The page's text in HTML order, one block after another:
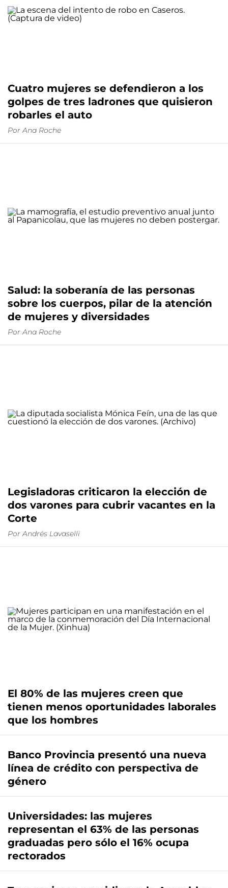
Cuatro mujeres se defendieron a los
golpes de tres ladrones que quisieron
robarles el auto
Por Ana Roche
Salud: la soberanía de las personas
sobre los cuerpos, pilar de la atención
de mujeres y diversidades
Por Ana Roche
Legisladoras criticaron la elección de
dos varones para cubrir vacantes en la
Corte
Por Andrés Lavaselli
El 80% de las mujeres creen que
tienen menos oportunidades laborales
que los hombres
Banco Provincia presentó una nueva
línea de crédito con perspectiva de
género
Universidades: las mujeres
representan el 63% de las personas
graduadas pero sólo el 16% ocupa
rectorados